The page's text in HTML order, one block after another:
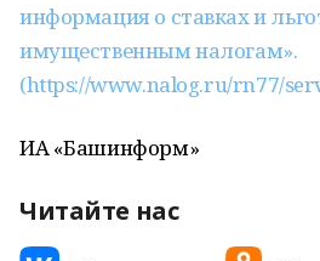
информация о ставках и
имущественным налогам».
(https://www.nalog.ru/rn77/
ИА «Башинформ»
Читайте нас